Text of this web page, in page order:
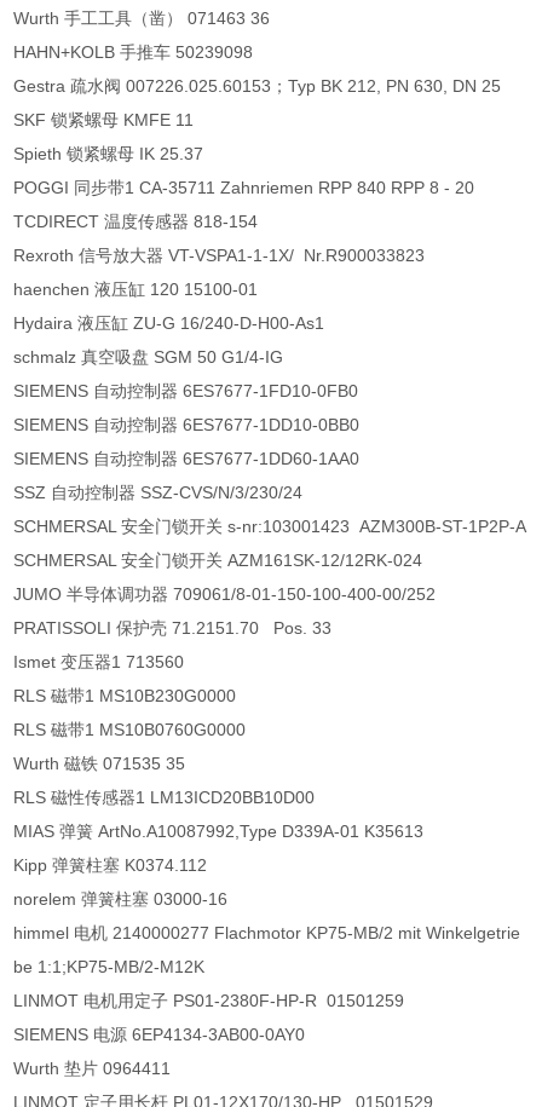
Wurth 手工工具（凿） 071463 36
HAHN+KOLB 手推车 50239098
Gestra 疏水阀 007226.025.60153；Typ BK 212, PN 630, DN 25
SKF 锁紧螺母 KMFE 11
Spieth 锁紧螺母 IK 25.37
POGGI 同步带1 CA-35711 Zahnriemen RPP 840 RPP 8 - 20
TCDIRECT 温度传感器 818-154
Rexroth 信号放大器 VT-VSPA1-1-1X/ Nr.R900033823
haenchen 液压缸 120 15100-01
Hydaira 液压缸 ZU-G 16/240-D-H00-As1
schmalz 真空吸盘 SGM 50 G1/4-IG
SIEMENS 自动控制器 6ES7677-1FD10-0FB0
SIEMENS 自动控制器 6ES7677-1DD10-0BB0
SIEMENS 自动控制器 6ES7677-1DD60-1AA0
SSZ 自动控制器 SSZ-CVS/N/3/230/24
SCHMERSAL 安全门锁开关 s-nr:103001423 AZM300B-ST-1P2P-A
SCHMERSAL 安全门锁开关 AZM161SK-12/12RK-024
JUMO 半导体调功器 709061/8-01-150-100-400-00/252
PRATISSOLI 保护壳 71.2151.70 Pos. 33
Ismet 变压器1 713560
RLS 磁带1 MS10B230G0000
RLS 磁带1 MS10B0760G0000
Wurth 磁铁 071535 35
RLS 磁性传感器1 LM13ICD20BB10D00
MIAS 弹簧 ArtNo.A10087992,Type D339A-01 K35613
Kipp 弹簧柱塞 K0374.112
norelem 弹簧柱塞 03000-16
himmel 电机 2140000277 Flachmotor KP75-MB/2 mit Winkelgetrie
be 1:1;KP75-MB/2-M12K
LINMOT 电机用定子 PS01-2380F-HP-R 01501259
SIEMENS 电源 6EP4134-3AB00-0AY0
Wurth 垫片 0964411
LINMOT 定子用长杆 PL01-12X170/130-HP 01501529